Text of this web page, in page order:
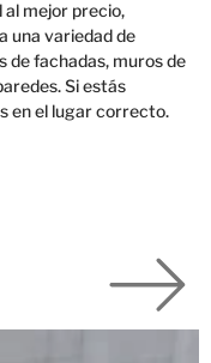
mejor precio,
una variedad de
de fachadas, muros de
Si estás
en el lugar correcto.